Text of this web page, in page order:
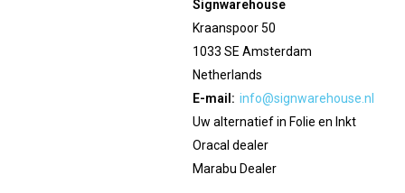
Signwarehouse
Kraanspoor 50
1033 SE Amsterdam
Netherlands
E-mail: info@signwarehouse.nl
Uw alternatief in Folie en Inkt
Oracal dealer
Marabu Dealer